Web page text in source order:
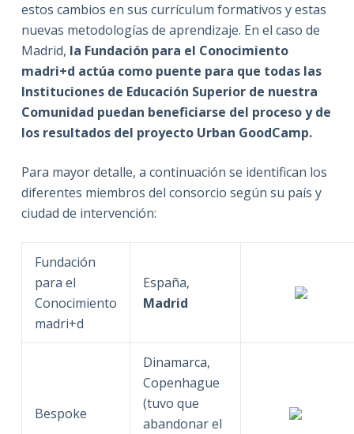
estos cambios en sus currículum formativos y estas
nuevas metodologías de aprendizaje. En el caso de
Madrid, la Fundación para el Conocimiento
madri+d actúa como puente para que todas las
Instituciones de Educación Superior de nuestra
Comunidad puedan beneficiarse del proceso y de
los resultados del proyecto Urban GoodCamp.
Para mayor detalle, a continuación se identifican los
diferentes miembros del consorcio según su país y
ciudad de intervención:
Fundación
para el
Conocimiento
madri+d
España,
Madrid
Bespoke
Dinamarca,
Copenhague
(tuvo que
abandonar el